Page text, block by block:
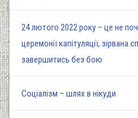
24 лютого 2022 року – це не
церемонії капітуляції,
завершитись без бою
Соціалізм – шлях в нікуди